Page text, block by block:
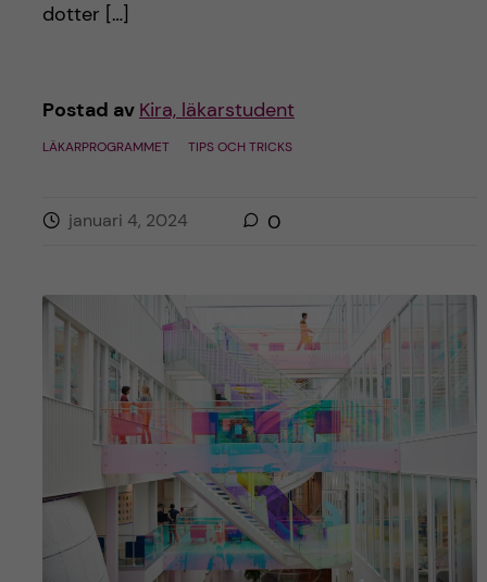
dotter […]
Postad av Kira, läkarstudent
LÄKARPROGRAMMET TIPS OCH TRICKS
januari 4, 2024 0